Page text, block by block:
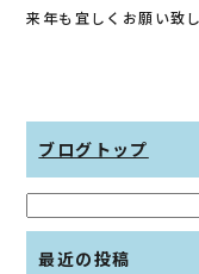
来年も宜しくお願い致
ブログトップ
最近の投稿